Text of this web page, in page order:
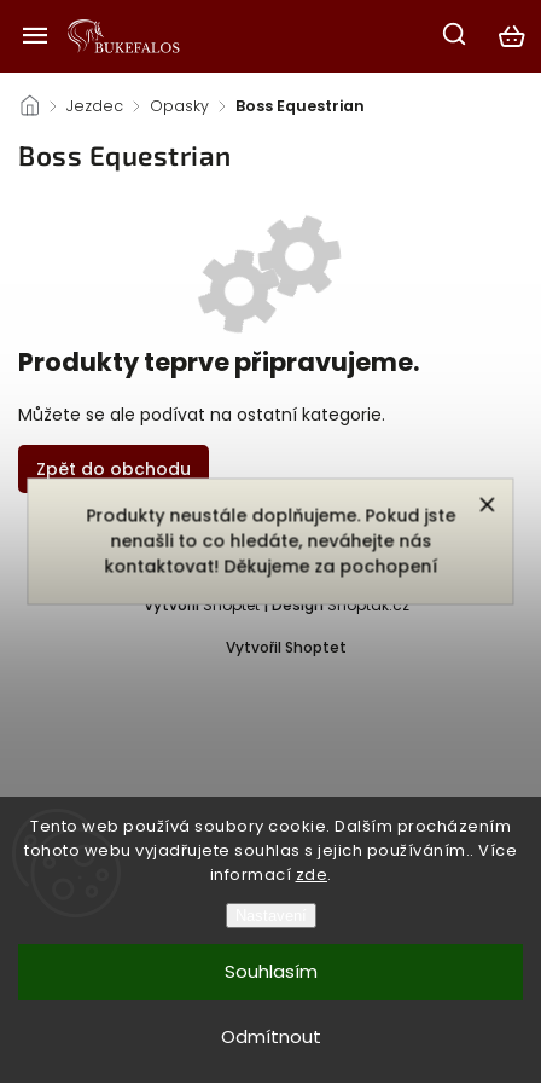
Tento web používá soubory cookie. Dalším procházením
tohoto webu vyjadřujete souhlas s jejich používáním.. Více
informací zde.
Odmítnout
Souhlasím
Produkty neustále doplňujeme. Pokud jste
nenašli to co hledáte, neváhejte nás
kontaktovat! Děkujeme za pochopení
/ Jezdec / Opasky / Boss Equestrian
Boss Equestrian
Produkty teprve připravujeme.
Můžete se ale podívat na ostatní kategorie.
Zpět do obchodu
Vytvořil Shoptet
Copyright 2026Bukefalos. Všechna práva vyhrazena.
Vytvořil Shoptet | Design Shoptak.cz